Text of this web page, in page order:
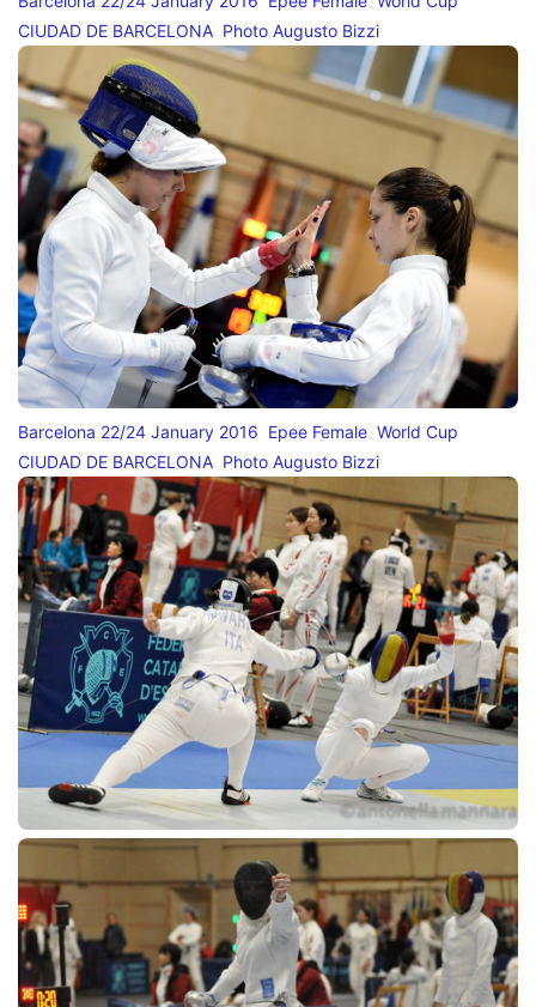
CIUDAD DE BARCELONA Photo Augusto Bizzi
Barcelona 22/24 January 2016 Epee Female World Cup
CIUDAD DE BARCELONA Photo Augusto Bizzi